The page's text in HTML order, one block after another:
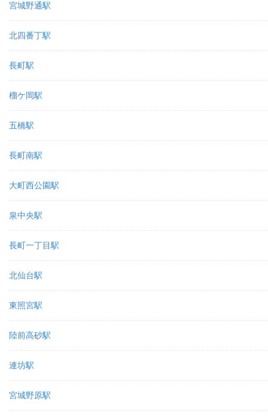
宮城野通駅
北四番丁駅
長町駅
榴ケ岡駅
五橋駅
長町南駅
大町西公園駅
泉中央駅
長町一丁目駅
北仙台駅
東照宮駅
陸前高砂駅
連坊駅
宮城野原駅